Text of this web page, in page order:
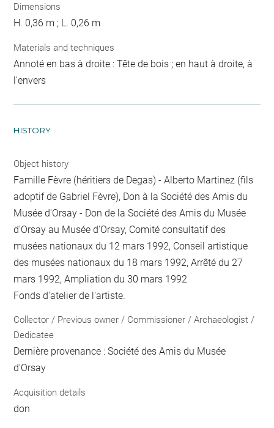
Dimensions
H. 0,36 m ; L. 0,26 m
Materials and techniques
Annoté en bas à droite : Tête de bois ; en haut à droite, à
l'envers
HISTORY
Object history
Famille Fèvre (héritiers de Degas) - Alberto Martinez (fils
adoptif de Gabriel Fèvre), Don à la Société des Amis du
Musée d'Orsay - Don de la Société des Amis du Musée
d'Orsay au Musée d'Orsay, Comité consultatif des
musées nationaux du 12 mars 1992, Conseil artistique
des musées nationaux du 18 mars 1992, Arrêté du 27
mars 1992, Ampliation du 30 mars 1992
Fonds d'atelier de l'artiste.
Collector / Previous owner / Commissioner / Archaeologist /
Dedicatee
Dernière provenance : Société des Amis du Musée
d'Orsay
Acquisition details
don